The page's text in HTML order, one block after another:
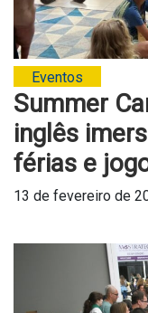
Eventos
Summer
inglês
férias e
13 de fevereiro de